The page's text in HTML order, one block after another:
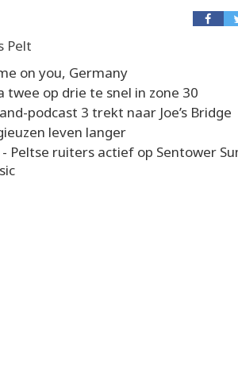
Pelt
on you, Germany
twee op drie te snel in zone 30
podcast 3 trekt naar Joe’s Bridge
leven langer
- Peltse ruiters actief op Sentower